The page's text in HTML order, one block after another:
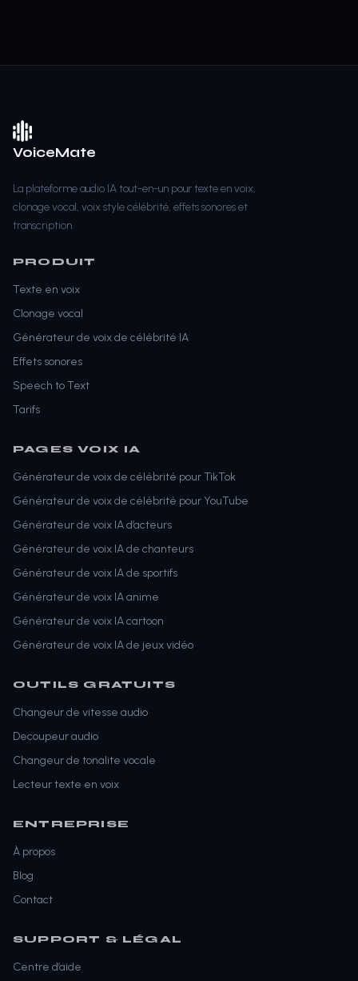
VoiceMate
La plateforme audio IA tout-en-un pour texte en voix,
clonage vocal, voix style célébrité, effets sonores et
transcription.
PRODUIT
Texte en voix
Clonage vocal
Générateur de voix de célébrité IA
Effets sonores
Speech to Text
Tarifs
PAGES VOIX IA
Générateur de voix de célébrité pour TikTok
Générateur de voix de célébrité pour YouTube
Générateur de voix IA d’acteurs
Générateur de voix IA de chanteurs
Générateur de voix IA de sportifs
Générateur de voix IA anime
Générateur de voix IA cartoon
Générateur de voix IA de jeux vidéo
OUTILS GRATUITS
Changeur de vitesse audio
Decoupeur audio
Changeur de tonalite vocale
Lecteur texte en voix
ENTREPRISE
À propos
Blog
Contact
SUPPORT & LÉGAL
Centre d’aide